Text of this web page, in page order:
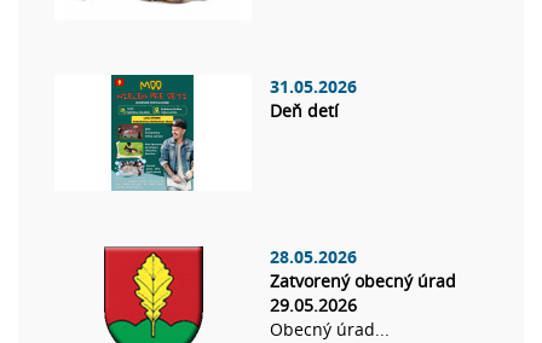
31.05.2026
Deň detí
28.05.2026
Zatvorený obecný úrad
29.05.2026
Obecný úrad...